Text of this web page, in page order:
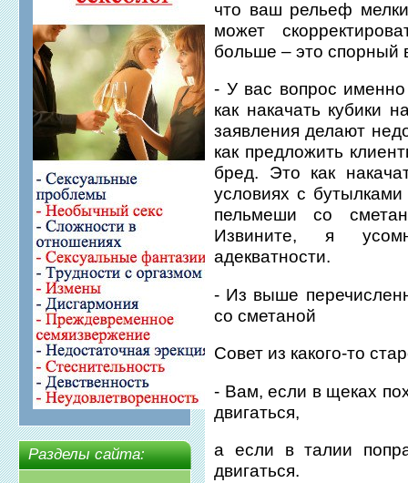
Разделы сайта:
что ваш рельеф
может
больше – это спорный
- У вас вопрос
как накачать кубики
заявления делают
как предложить
бред. Это как
условиях с
пельмеши со
Извините, я
адекватности.
- Из выше
со сметаной
Совет из какого-то
- Вам, если в щеках
двигаться,
а если в талии
двигаться.